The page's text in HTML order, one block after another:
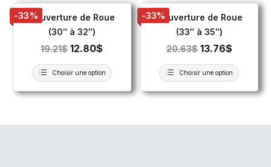
-33%Couverture de Roue
(30″ à 32″)
19.21$ 12.80$
Choisir une option
-33%Couverture de Roue
(33″ à 35″)
20.63$ 13.76$
Choisir une option